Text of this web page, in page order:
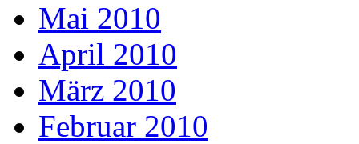
Mai 2010
April 2010
März 2010
Februar 2010